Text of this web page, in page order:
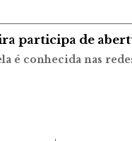
participa de
é conhecida nas